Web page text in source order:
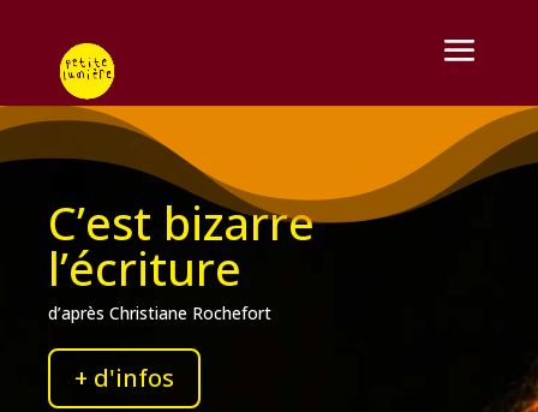
C’est bizarre
l’écriture
d’après Christiane Rochefort
+ d'infos